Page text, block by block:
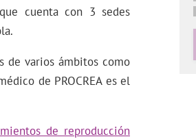
cuenta con 3 sedes
de varios ámbitos como
de PROCREA es el
de reproducción